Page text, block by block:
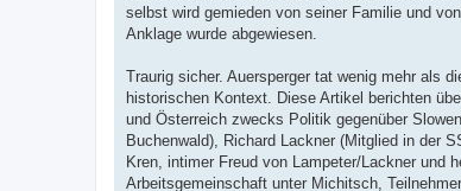
selbst wird gemieden von seiner Familie und
Anklage wurde abgewiesen.
Traurig sicher. Auersperger tat wenig mehr als
historischen Kontext. Diese Artikel berichten
und Österreich zwecks Politik gegenüber
Buchenwald), Richard Lackner (Mitglied in der
Kren, intimer Freud von Lampeter/Lackner und
Arbeitsgemeinschaft unter Michitsch,